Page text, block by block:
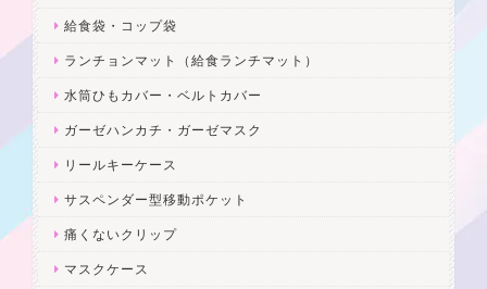
給食袋・コップ袋
ランチョンマット（給食ランチマット）
水筒ひもカバー・ベルトカバー
ガーゼハンカチ・ガーゼマスク
リールキーケース
サスペンダー型移動ポケット
痛くないクリップ
マスクケース